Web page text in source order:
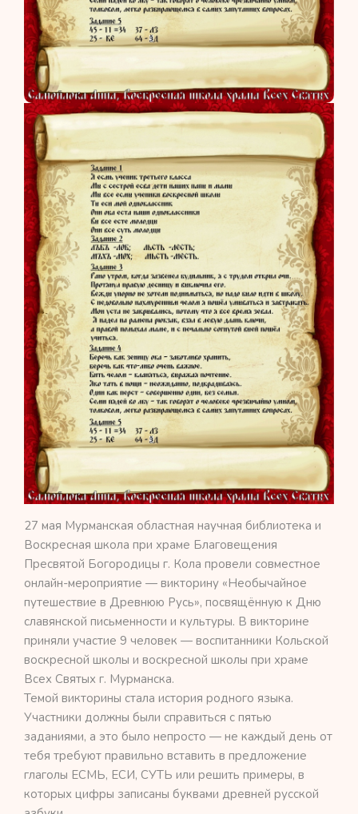
27 мая Мурманская областная научная библиотека и
Воскресная школа при храме Благовещения
Пресвятой Богородицы г. Кола провели совместное
онлайн-мероприятие — викторину «Необычайное
путешествие в Древнюю Русь», посвящённую к Дню
славянской письменности и культуры. В викторине
приняли участие 9 человек — воспитанники Кольской
воскресной школы и воскресной школы при храме
Всех Святых г. Мурманска.
Темой викторины стала история родного языка.
Участники должны были справиться с пятью
заданиями, а это было непросто — не каждый день от
тебя требуют правильно вставить в предложение
глаголы ЕСМЬ, ЕСИ, СУТЬ или решить примеры, в
которых цифры записаны буквами древней русской